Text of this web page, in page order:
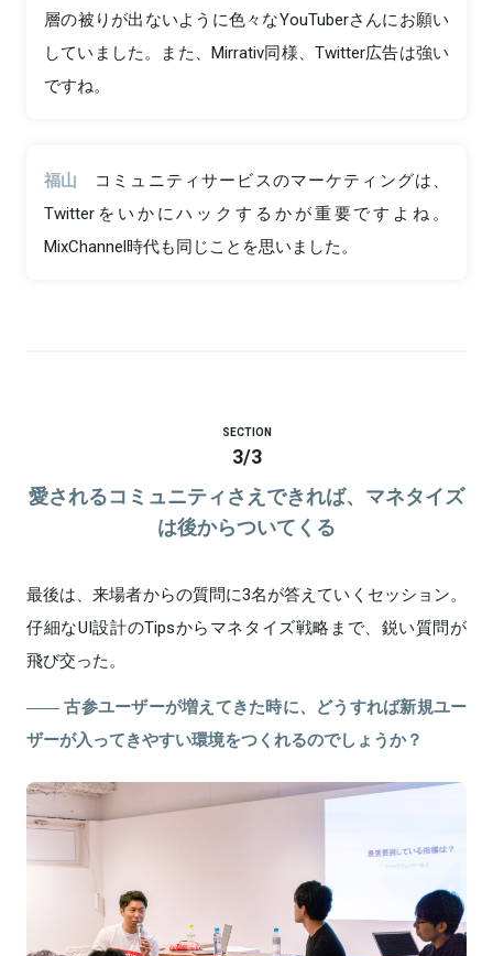
層の被りが出ないように色々なYouTuberさんにお願い
していました。また、Mirrativ同様、Twitter広告は強い
ですね。
福山
コミュニティサービスのマーケティングは、
Twitterをいかにハックするかが重要ですよね。
MixChannel時代も同じことを思いました。
SECTION
3/3
愛されるコミュニティさえできれば、マネタイズ
は後からついてくる
最後は、来場者からの質問に3名が答えていくセッション。
仔細なUI設計のTipsからマネタイズ戦略まで、鋭い質問が
飛び交った。
古参ユーザーが増えてきた時に、どうすれば新規ユー
ザーが入ってきやすい環境をつくれるのでしょうか？